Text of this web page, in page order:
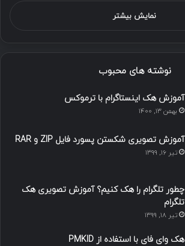
نمایش بیشتر
نوشته های محبوب
آموزش هک اینستاگرام با ترموکس
بهمن ۱۳, ۱۴۰۰
آموزش تصویری شکستن پسورد فایل ZIP و RAR
تیر ۱۶, ۱۳۹۹
چطور تلگرام را هک کنیم؟ آموزش تصویری هک
تلگرام
تیر ۱۸, ۱۳۹۹
هک وای فای با استفاده از PMKID